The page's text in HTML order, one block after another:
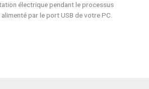
électrique pendant le processus
par le port USB de votre PC.